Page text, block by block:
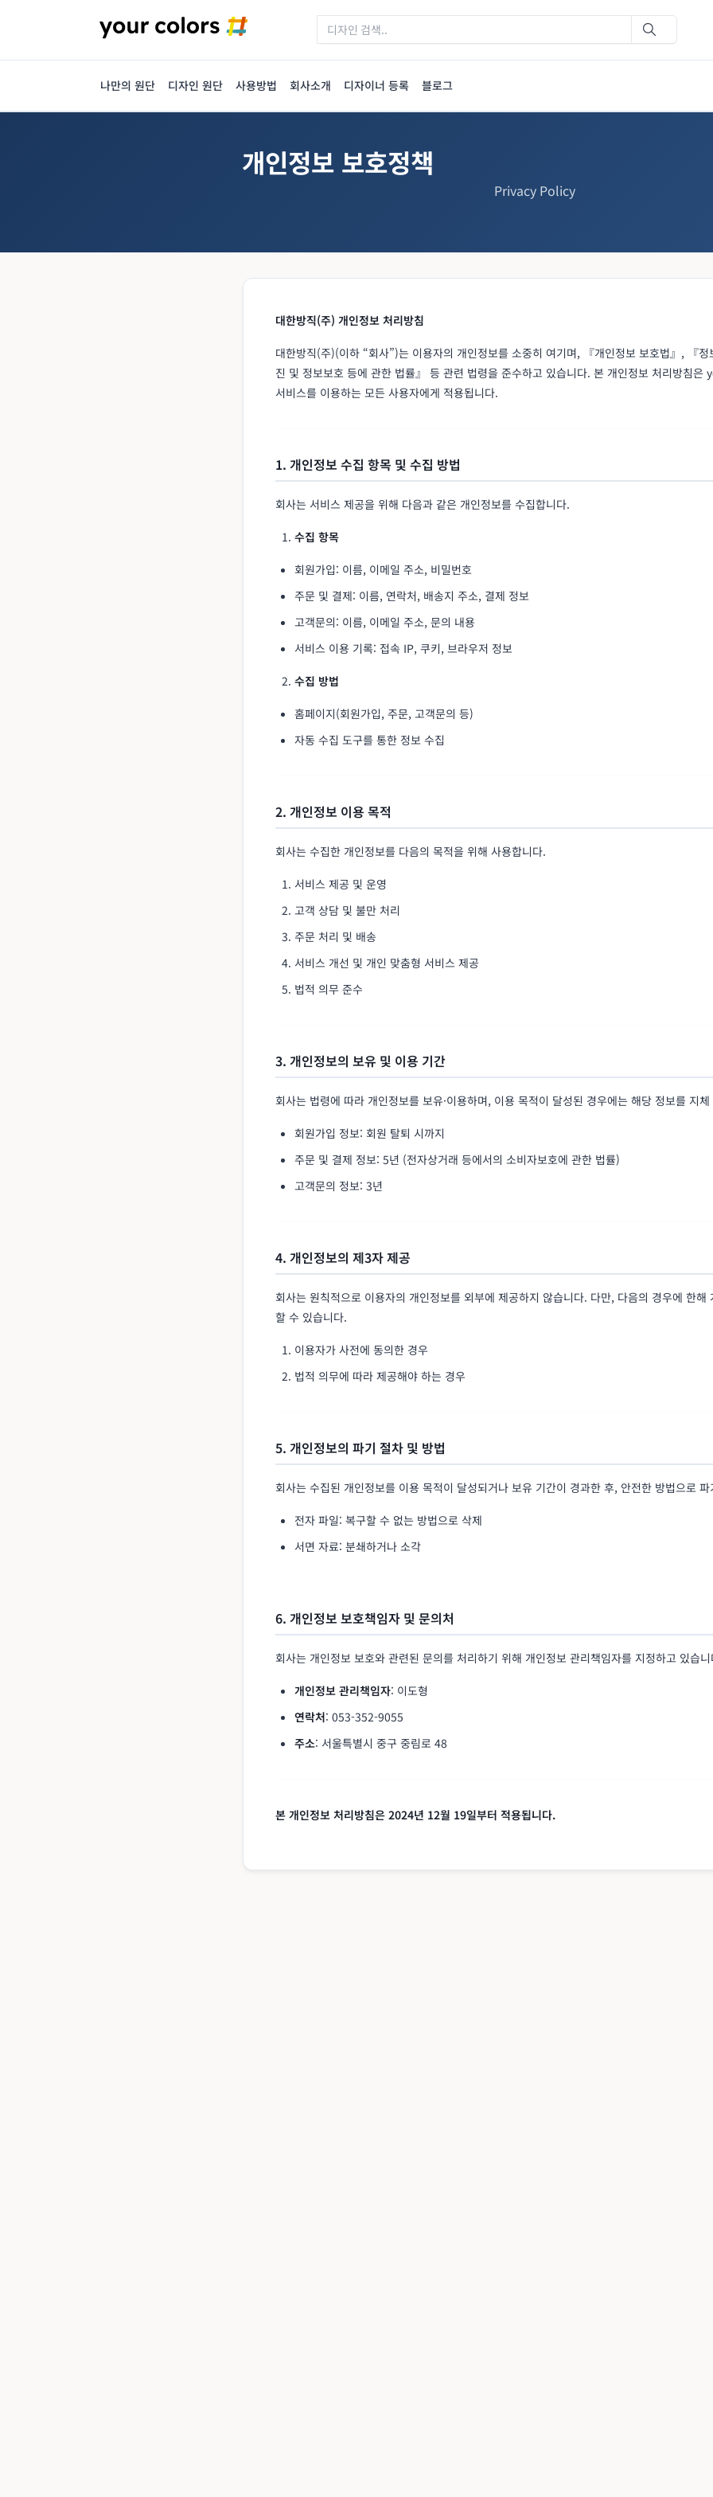
나만의 원단 디자인 원단 사용방법 회사소개 디자이너 등록 블로그
개인정보 보호정책
Privacy Policy
대한방직(주) 개인정보 처리방침
대한방직(주)(이하 “회사”)는 이용자의 개인정보를 소중히 여기며, 『개인정보 보호법』, 『정
진 및 정보보호 등에 관한 법률』 등 관련 법령을 준수하고 있습니다. 본 개인정보 처리방침
서비스를 이용하는 모든 사용자에게 적용됩니다.
1. 개인정보 수집 항목 및 수집 방법
회사는 서비스 제공을 위해 다음과 같은 개인정보를 수집합니다.
수집 항목
회원가입: 이름, 이메일 주소, 비밀번호
주문 및 결제: 이름, 연락처, 배송지 주소, 결제 정보
고객문의: 이름, 이메일 주소, 문의 내용
서비스 이용 기록: 접속 IP, 쿠키, 브라우저 정보
수집 방법
홈페이지(회원가입, 주문, 고객문의 등)
자동 수집 도구를 통한 정보 수집
2. 개인정보 이용 목적
회사는 수집한 개인정보를 다음의 목적을 위해 사용합니다.
서비스 제공 및 운영
고객 상담 및 불만 처리
주문 처리 및 배송
서비스 개선 및 개인 맞춤형 서비스 제공
법적 의무 준수
3. 개인정보의 보유 및 이용 기간
회사는 법령에 따라 개인정보를 보유·이용하며, 이용 목적이 달성된 경우에는 해당 정보를 지
회원가입 정보: 회원 탈퇴 시까지
주문 및 결제 정보: 5년 (전자상거래 등에서의 소비자보호에 관한 법률)
고객문의 정보: 3년
4. 개인정보의 제3자 제공
회사는 원칙적으로 이용자의 개인정보를 외부에 제공하지 않습니다. 다만, 다음의 경우에 한해
할 수 있습니다.
이용자가 사전에 동의한 경우
법적 의무에 따라 제공해야 하는 경우
5. 개인정보의 파기 절차 및 방법
회사는 수집된 개인정보를 이용 목적이 달성되거나 보유 기간이 경과한 후, 안전한 방법으로 파
전자 파일: 복구할 수 없는 방법으로 삭제
서면 자료: 분쇄하거나 소각
6. 개인정보 보호책임자 및 문의처
회사는 개인정보 보호와 관련된 문의를 처리하기 위해 개인정보 관리책임자를 지정하고 있습니
개인정보 관리책임자: 이도형
연락처: 053-352-9055
주소: 서울특별시 중구 중림로 48
본 개인정보 처리방침은 2024년 12월 19일부터 적용됩니다.